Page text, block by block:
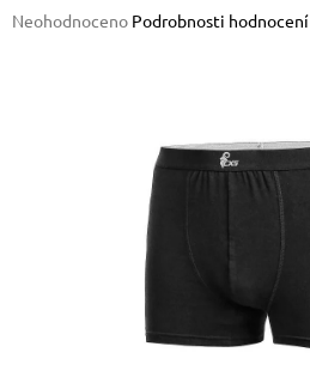
Průměrné
Neohodnoceno Podrobnosti hodnocení